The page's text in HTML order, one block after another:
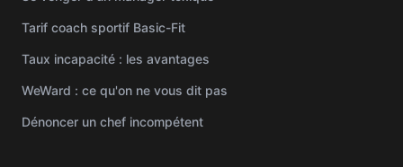
Tarif coach sportif Basic-Fit
Taux incapacité : les avantages
WeWard : ce qu'on ne vous dit pas
Dénoncer un chef incompétent